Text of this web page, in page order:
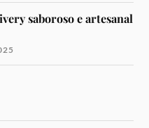
saboroso e artesanal